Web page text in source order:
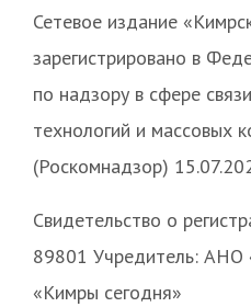
Сетевое издание
зарегистрировано в
по надзору в сфере
технологий и массовых
(Роскомнадзор)
Свидетельство о
89801 Учредитель: АНО
«Кимры сегодня»